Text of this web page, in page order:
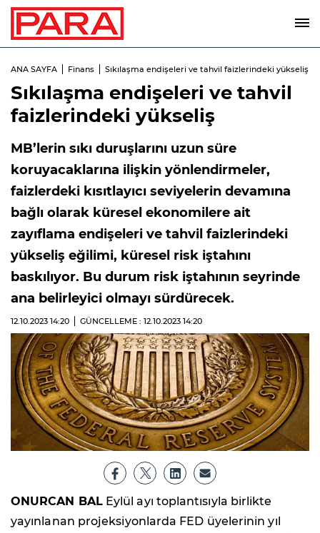
ANA SAYFA Finans Sıkılaşma endişeleri ve tahvil faizlerindeki yükseliş
Sıkılaşma endişeleri ve tahvil
faizlerindeki yükseliş
MB’lerin sıkı duruşlarını uzun süre
koruyacaklarına ilişkin yönlendirmeler,
faizlerdeki kısıtlayıcı seviyelerin devamına
bağlı olarak küresel ekonomilere ait
zayıflama endişeleri ve tahvil faizlerindeki
yükseliş eğilimi, küresel risk iştahını
baskılıyor. Bu durum risk iştahının seyrinde
ana belirleyici olmayı sürdürecek.
12.10.2023 14:20 GÜNCELLEME : 12.10.2023 14:20
ONURCAN BALEylül ayı toplantısıyla birlikte
yayınlanan projeksiyonlarda FED üyelerinin yıl